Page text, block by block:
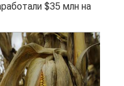
$35 млн на